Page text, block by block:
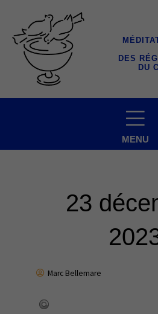
contenu
DES
DU
MENU
23
Marc Bellemare